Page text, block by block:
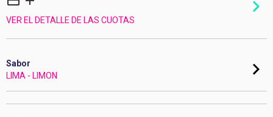
VER EL DETALLE DE LAS CUOTAS
Sabor
LIMA - LIMON